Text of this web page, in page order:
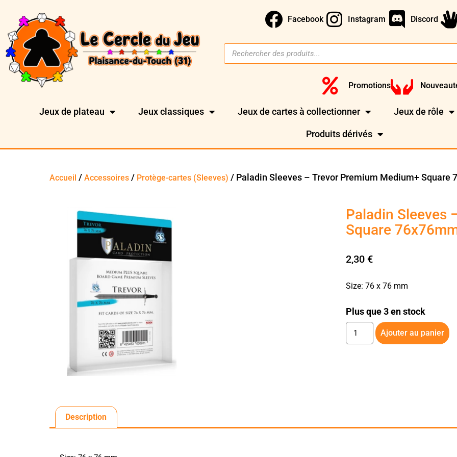
Facebook Instagram Discord
Promotions
Jeux de plateau Jeux classiques Jeux de cartes à collectionner Jeux de rôle
Produits dérivés
Accueil /Accessoires / Protège-cartes (Sleeves) / Paladin Sleeves – Trevor Premium Medium+ Square
Paladin Sleeves
Square
2,30 €
Size: 76 x 76 mm
Plus que 3 en stock
Ajouter au panier
Description